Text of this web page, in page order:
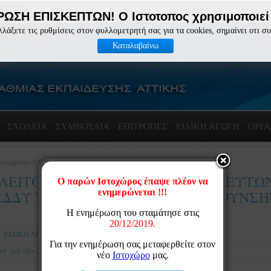
ΕΠΙΣΚΕΠΤΩΝ! Ο Ιστοτοπος
τις ρυθμίσεις στον φυλλομετρητή σας για τα cookies, σημαίνει οτι
Καταλαβαίνω
ΣΧΟΛΕΙΑ ΣΥΜΒΟΥΛΙΑ ΕΠΙΤΡΟΠΈΣ ΕΙΔΙΚΗ ΑΓΩΓΗ
2018 12:59
ΛΕΙΤΟΥΡΓΙΚΑ ΚΕΝΑ ΠΕ21
ΤΗΣ ΠΕΡΙΦΕΡΕΙΑΚΗΣ
ΕΙΔΙΚΗ ΑΓΩΓΗ
εεπ εβπ 2018